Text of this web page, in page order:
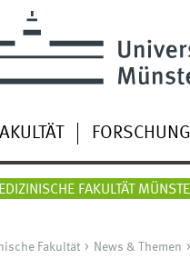
FORSCHUNG
FAKULTÄT
Fakultät News & Themen